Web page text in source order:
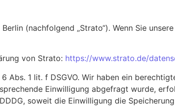
(nachfolgend „Strato“). Wenn Sie
von Strato: https://www.strato.de/
1 lit. f DSGVO. Wir haben ein
Einwilligung abgefragt wurde,
soweit die Einwilligung die